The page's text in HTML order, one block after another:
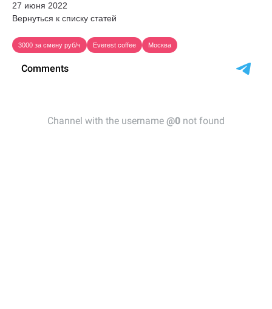
27 июня 2022
Вернуться к списку статей
3000 за смену руб/ч Everest coffee Москва